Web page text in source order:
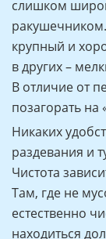
слишком
крупный и
в других –
В отличие от
позагорать на
Никаких
раздевания и
Чистота
Там, где не
естественно